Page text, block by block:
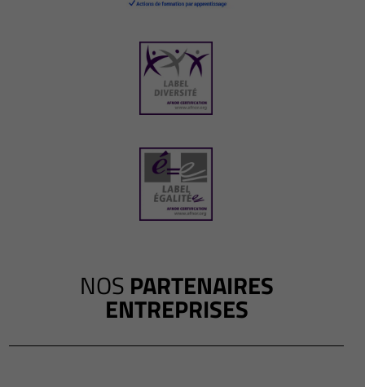
NOS PARTENAIRES
ENTREPRISES